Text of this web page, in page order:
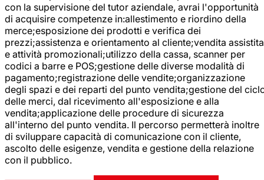
con la supervisione del tutor aziendale, avrai l'opportunità
di acquisire competenze in:allestimento e riordino della
merce;esposizione dei prodotti e verifica dei
prezzi;assistenza e orientamento al cliente;vendita assistita
e attività promozionali;utilizzo della cassa, scanner per
codici a barre e POS;gestione delle diverse modalità di
pagamento;registrazione delle vendite;organizzazione
degli spazi e dei reparti del punto vendita;gestione del
delle merci, dal ricevimento all'esposizione e alla
vendita;applicazione delle procedure di sicurezza
all'interno del punto vendita. Il percorso permetterà inoltre
di sviluppare capacità di comunicazione con il cliente,
ascolto delle esigenze, vendita e gestione della relazione
con il pubblico.